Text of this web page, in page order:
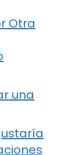
Otra
una